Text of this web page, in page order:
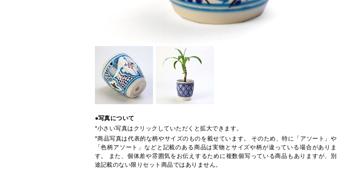
●写真について
*小さい写真はクリックしていただくと拡大できます。
*商品写真は代表的な柄やサイズのものを載せています。 そのため、特に「アソート」や
「色柄アソート」などと記載のある商品は実物とサイズや柄が違っている場合がありま
す。 また、個体差や雰囲気をお伝えするために複数個写っている商品もありますが、別
途記載のない限りセット商品ではありません。